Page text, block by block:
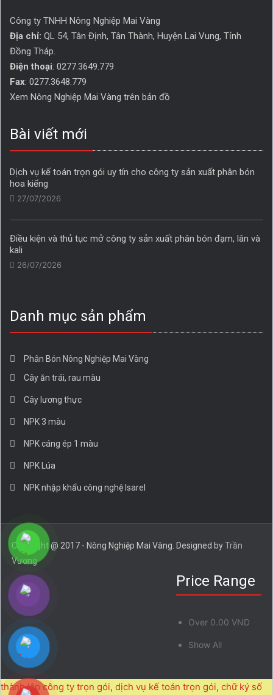
Công ty TNHH Nông Nghiệp Mai Vàng
Địa chỉ: QL 54, Tân Định, Tân Thành, Huyện Lai Vung, Tỉnh
Đồng Tháp.
Điện thoại: 0277.3649.779
Fax: 0277.3648.779
Xem Nông Nghiệp Mai Vàng trên bản đồ
Bài viết mới
Dịch vụ kế toán trọn gói uy tín cho công ty sản xuất phân bón
hoa kiểng
27/07/2026
Điều kiện và thủ tục mở công ty sản xuất phân bón đạm, lân và
kali
26/07/2026
Danh mục sản phẩm
Phân Bón Nông Nghiệp Mai Vàng
Cây ăn trái, rau màu
Cây lương thực
NPK 3 màu
NPK cáng ép 1 màu
NPK Lúa
NPK nhập khẩu công nghệ Isarel
Copyright @ 2017 - Nông Nghiệp Mai Vàng. Designed byTrần
Vương
Price Range
Over 0.00 VND
Show All
thành lập công ty trọn gói, dịch vụ kế toán trọn gói, chữ ký số